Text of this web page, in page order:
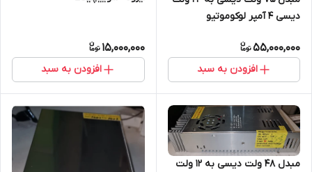
دیسی ۴ آمپر لوکوموتیو
55,000,000
افزودن به سبد
15,000,000
افزودن به سبد
مبدل ۴۸ ولت دیسی به ۱۲ ولت